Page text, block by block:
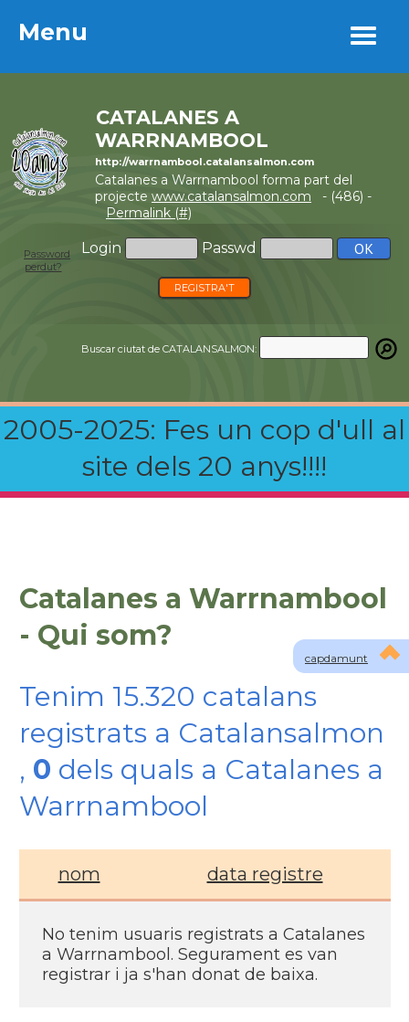
Menu
CATALANES A
WARRNAMBOOL
http://warrnambool.catalansalmon.com
Catalanes a Warrnambool forma part del
projecte www.catalansalmon.com - (486) -
Permalink (#)
Login Passwd
Password
perdut?
REGISTRA'T
Buscar ciutat de CATALANSALMON:
2005-2025: Fes un cop d'ull al
site dels 20 anys!!!!
Menu
capdamunt
Catalanes a Warrnambool
- Qui som?
Tenim 15.320 catalans
registrats a Catalansalmon
, 0 dels quals a Catalanes a
Warrnambool
nom data registre
No tenim usuaris registrats a Catalanes
a Warrnambool. Segurament es van
registrar i ja s'han donat de baixa.